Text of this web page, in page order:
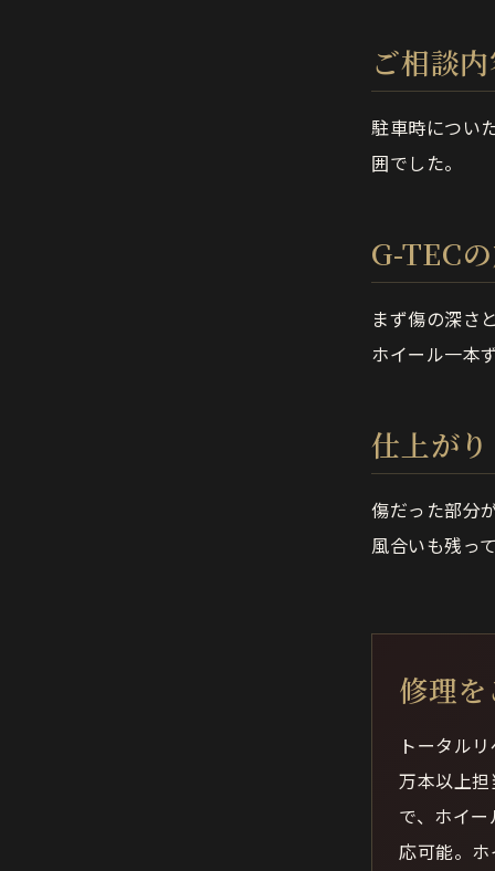
ご相談
駐車時につい
囲でした。
G-TEC
まず傷の深さ
ホイール一本
仕上がり
傷だった部分
風合いも残っ
修理
トータル
万本以上
で、ホイ
応可能。